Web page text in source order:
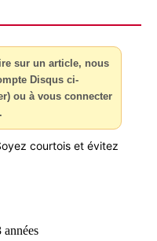
sur un article, nous
Disqus ci-
ou à vous connecter
courtois et évitez